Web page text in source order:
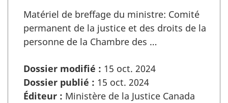
Matériel de breffage du ministre: Comité
permanent de la justice et des droits de la
personne de la Chambre des …
Dossier modifié : 15 oct. 2024
Dossier publié : 15 oct. 2024
Éditeur : Ministère de la Justice Canada